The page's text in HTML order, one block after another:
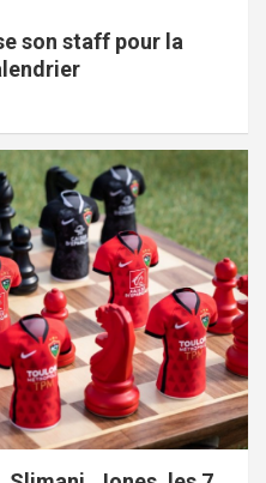
son staff pour la